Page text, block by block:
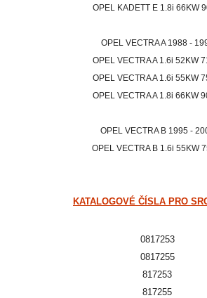
OPEL KADETT E 1.8i 66KW
OPEL VECTRA A 1988 -
OPEL VECTRA A 1.6i 52KW
OPEL VECTRA A 1.6i 55KW
OPEL VECTRA A 1.8i 66KW
OPEL VECTRA B 1995 -
OPEL VECTRA B 1.6i 55KW
KATALOGOVÉ ČÍSLA PRO
0817253
0817255
817253
817255